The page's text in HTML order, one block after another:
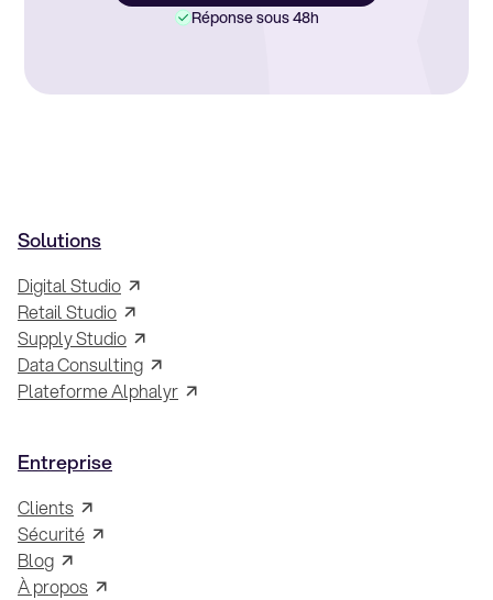
Réponse sous 48h
Solutions
Digital Studio
Retail Studio
Supply Studio
Data Consulting
Plateforme Alphalyr
Entreprise
Clients
Sécurité
Blog
À propos